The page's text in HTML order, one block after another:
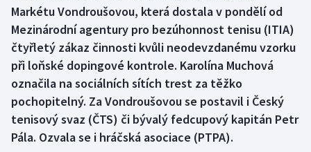
Box
Curling
Dostihy
Florbal
Futsal
Markétu Vondroušovou, která dostala v pondělí od
Mezinárodní agentury pro bezúhonnost tenisu (ITIA)
čtyřletý zákaz činnosti kvůli neodevzdanému vzorku
při loňské dopingové kontrole. Karolína Muchová
označila na sociálních sítích trest za těžko
pochopitelný. Za Vondroušovou se postavil i Český
tenisový svaz (ČTS) či bývalý fedcupový kapitán Petr
Pála. Ozvala se i hráčská asociace (PTPA).